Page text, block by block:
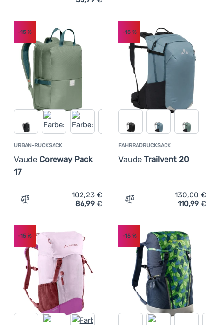
URBAN-RUCKSACK
Vaude Coreway Pack
17
-15 %
Zum Vergleich 'Urban-Rucksack Vaude Coreway Pack
102,23€
86,99 €
FAHRRADRUCKSACK
Vaude Trailvent 20
-15%
Zum Vergleich
130,00€
110,99 €
-15 % -15%